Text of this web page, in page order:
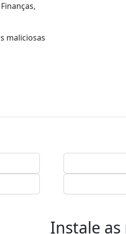
maliciosas
Instale as